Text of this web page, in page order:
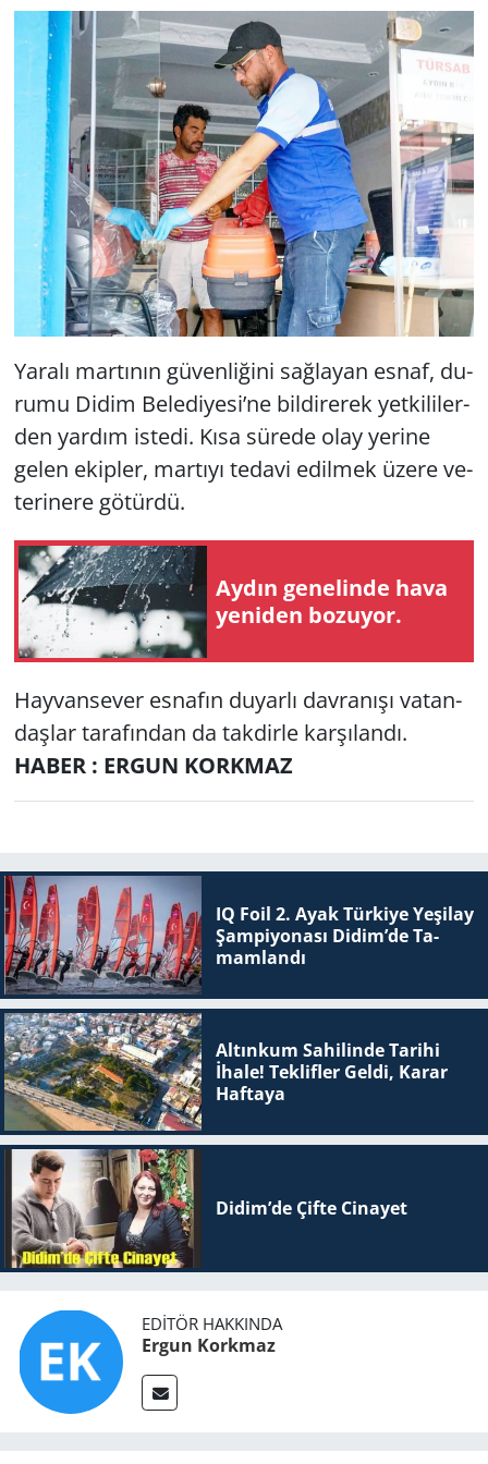
Ya­ra­lı mar­tı­nın gü­ven­li­ği­ni sağ­la­yan esnaf, du­
ru­mu Didim Be­le­di­ye­si’ne bil­di­re­rek yet­ki­li­ler­
den yar­dım is­te­di. Kısa sü­re­de olay ye­ri­ne
gelen ekip­ler, mar­tı­yı te­da­vi edil­mek üzere ve­
te­ri­ne­re gö­tür­dü.
Aydın ge­ne­lin­de hava
ye­ni­den bo­zu­yor.
Hay­van­se­ver es­na­fın du­yar­lı dav­ra­nı­şı va­tan­
daş­lar ta­ra­fın­dan da tak­dir­le kar­şı­lan­dı.
HABER : ERGUN KORKMAZ
IQ Foil 2. Ayak Tür­ki­ye Ye­şi­lay
Şam­pi­yo­na­sı Didim’de Ta­
mam­lan­dı
Altınkum Sahilinde Tarihi
İhale! Teklifler Geldi, Karar
Haftaya
Didim’de Çifte Ci­na­yet
EDITÖR HAKKINDA
Ergun Korkmaz
Yerel